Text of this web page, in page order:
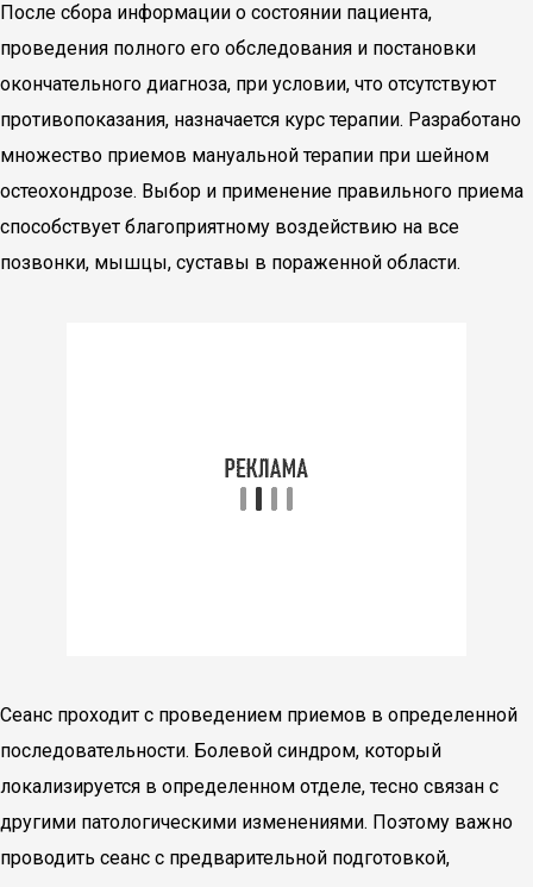
После сбора информации о состоянии пациента,
проведения полного его обследования и постановки
окончательного диагноза, при условии, что отсутствуют
противопоказания, назначается курс терапии. Разработано
множество приемов мануальной терапии при шейном
остеохондрозе. Выбор и применение правильного приема
способствует благоприятному воздействию на все
позвонки, мышцы, суставы в пораженной области.
Сеанс проходит с проведением приемов в определенной
последовательности. Болевой синдром, который
локализируется в определенном отделе, тесно связан с
другими патологическими изменениями. Поэтому важно
проводить сеанс с предварительной подготовкой,